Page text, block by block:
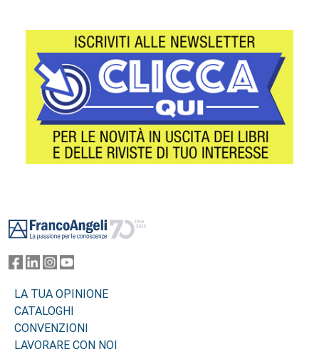
LA TUA OPINIONE
CATALOGHI
CONVENZIONI
LAVORARE CON NOI